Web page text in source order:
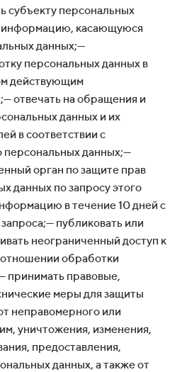
субъекту персональных
информацию, касающуюся
данных;—
персональных данных в
действующим
отвечать на обращения и
данных и их
в соответствии с
персональных данных;—
орган по защите прав
данных по запросу этого
в течение 10 дней с
публиковать или
неограниченный доступ к
обработки
принимать правовые,
меры для защиты
неправомерного или
уничтожения, изменения,
предоставления,
данных, а также от